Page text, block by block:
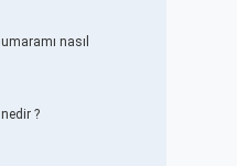
nasıl
?